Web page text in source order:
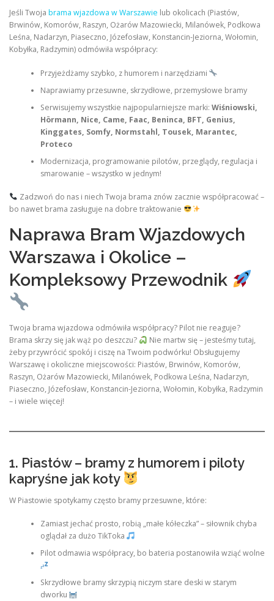
Jeśli Twoja brama wjazdowa w Warszawie lub okolicach (Piastów,
Brwinów, Komorów, Raszyn, Ożarów Mazowiecki, Milanówek, Podkowa
Leśna, Nadarzyn, Piaseczno, Józefosław, Konstancin-Jeziorna, Wołomin,
Kobyłka, Radzymin) odmówiła współpracy:
Przyjeżdżamy szybko, z humorem i narzędziami
Naprawiamy przesuwne, skrzydłowe, przemysłowe bramy
Serwisujemy wszystkie najpopularniejsze marki: Wiśniowski,
Hörmann, Nice, Came, Faac, Beninca, BFT, Genius,
Kinggates, Somfy, Normstahl, Tousek, Marantec,
Proteco
Modernizacja, programowanie pilotów, przeglądy, regulacja i
smarowanie – wszystko w jednym!
Zadzwoń do nas i niech Twoja brama znów zacznie współpracować –
bo nawet brama zasługuje na dobre traktowanie
Naprawa Bram Wjazdowych
Warszawa i Okolice –
Kompleksowy Przewodnik
Twoja brama wjazdowa odmówiła współpracy? Pilot nie reaguje?
Brama skrzy się jak wąż po deszczu?
Nie martw się – jesteśmy tutaj,
żeby przywrócić spokój i ciszę na Twoim podwórku! Obsługujemy
Warszawę i okoliczne miejscowości: Piastów, Brwinów, Komorów,
Raszyn, Ożarów Mazowiecki, Milanówek, Podkowa Leśna, Nadarzyn,
Piaseczno, Józefosław, Konstancin-Jeziorna, Wołomin, Kobyłka, Radzymin
– i wiele więcej!
1. Piastów – bramy z humorem i piloty
kapryśne jak koty
W Piastowie spotykamy często bramy przesuwne, które:
Zamiast jechać prosto, robią „małe kółeczka” – siłownik chyba
oglądał za dużo TikToka
Pilot odmawia współpracy, bo bateria postanowiła wziąć wolne
Skrzydłowe bramy skrzypią niczym stare deski w starym
dworku